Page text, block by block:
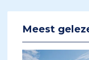
Meest